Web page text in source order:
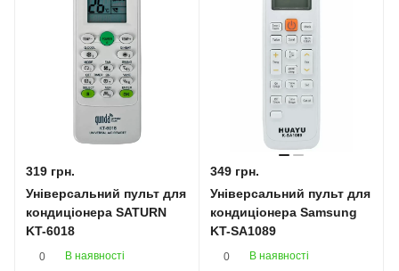
319 грн.
Універсальний пульт для
кондиціонера SATURN
KT-6018
0 В наявності
349 грн.
Універсальний пульт для
кондиціонера Samsung
KT-SA1089
0 В наявності